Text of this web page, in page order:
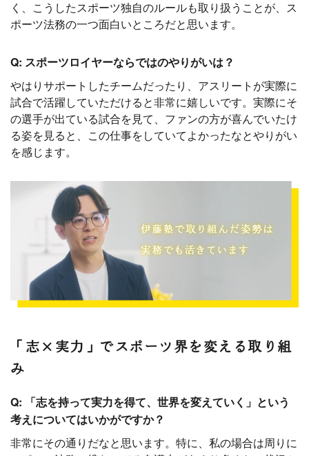
く、こうしたスポーツ独自のルールも取り扱うことが、ス
ポーツ法務の一つ面白いところだと思います。
Q: スポーツロイヤーならではのやりがいは？
やはりサポートしたチームだったり、アスリートが実際に
試合で活躍していただけると非常に嬉しいです。実際にそ
の選手が出ている試合を見て、ファンの方が喜んでいたけ
る姿を見ると、この仕事をしていてよかったなとやりがい
を感じます。
「志×実力」でスポーツ界を変える取り組
み
Q: 「志を持って実力を得て、世界を変えていく」という
考えについてはいかがですか？
非常にその通りだなと思います。特に、私の場合は周りに